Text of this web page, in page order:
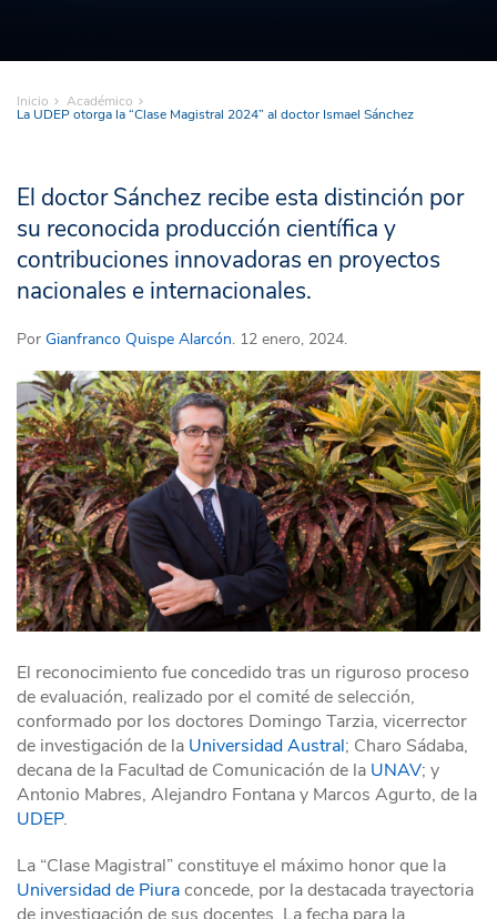
Inicio Académico
La UDEP otorga la “Clase Magistral 2024” al doctor Ismael Sánchez
El doctor Sánchez recibe esta distinción por
su reconocida producción científica y
contribuciones innovadoras en proyectos
nacionales e internacionales.
Por Gianfranco Quispe Alarcón. 12 enero, 2024.
El reconocimiento fue concedido tras un riguroso proceso
de evaluación, realizado por el comité de selección,
conformado por los doctores Domingo Tarzia, vicerrector
de investigación de la Universidad Austral; Charo Sádaba,
decana de la Facultad de Comunicación de la UNAV; y
Antonio Mabres, Alejandro Fontana y Marcos Agurto, de la
UDEP.
La “Clase Magistral” constituye el máximo honor que la
Universidad de Piuraconcede, por la destacada trayectoria